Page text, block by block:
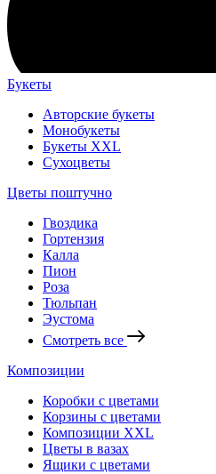
Букеты
Авторские букеты
Монобукеты
Букеты XXL
Сухоцветы
Цветы поштучно
Гвоздика
Гортензия
Калла
Пион
Роза
Тюльпан
Эустома
Смотреть все
Композиции
Коробки с цветами
Корзины с цветами
Композиции XXL
Цветы в вазах
Ящики с цветами